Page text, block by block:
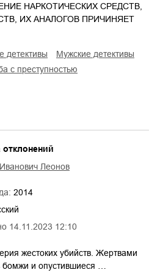
НАРКОТИЧЕСКИХ СРЕДСТВ,
ИХ АНАЛОГОВ ПРИЧИНЯЕТ
детективы
мужские детективы
с преступностью
14.11.2023 12:10
Леонов
2014
жестоких убийств. Жертвами
бомжи и опустившиеся …